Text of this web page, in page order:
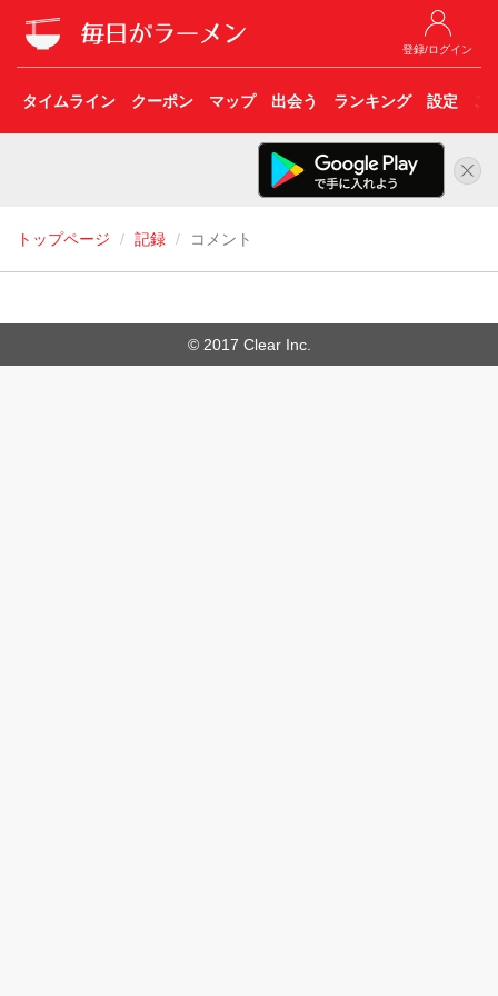
登録/ログイン
タイムライン クーポン マップ 出会う ランキング 設定 こ
トップページ 記録 コメント
© 2017 Clear Inc.